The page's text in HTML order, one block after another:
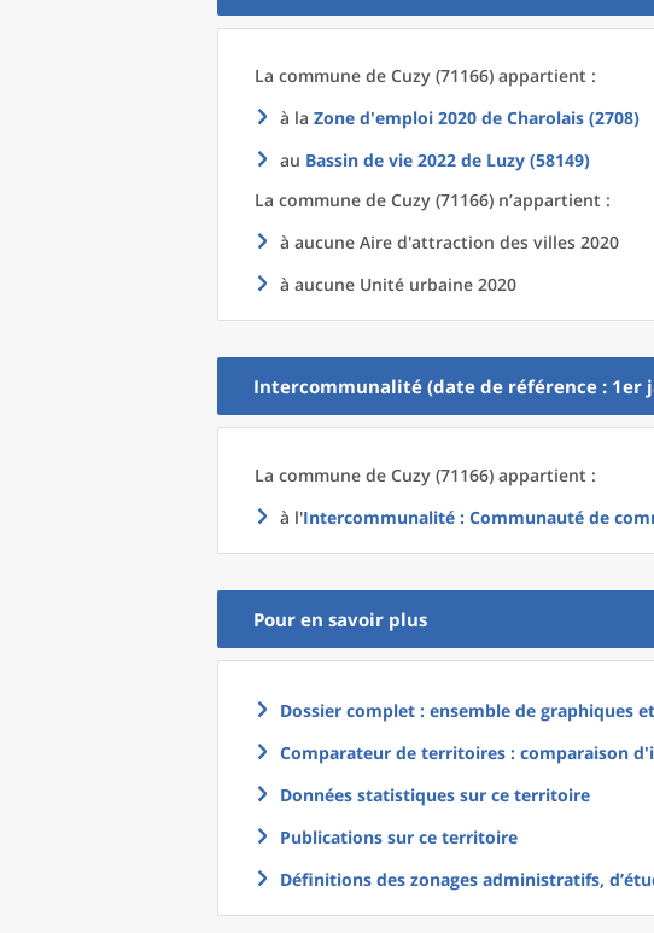
La commune de Cuzy (71166) appartient :
à la Zone d'emploi 2020 de Charolais (2708)
au Bassin de vie 2022 de Luzy (58149)
La commune de Cuzy (71166) n’appartient :
à aucune Aire d'attraction des villes 2020
à aucune Unité urbaine 2020
Intercommunalité (date de référence : 1er
La commune de Cuzy (71166) appartient :
à l'Intercommunalité : Communauté de
Pour en savoir plus
Dossier complet : ensemble de graphiques
Comparateur de territoires : comparaison
Données statistiques sur ce territoire
Publications sur ce territoire
Définitions des zonages administratifs,